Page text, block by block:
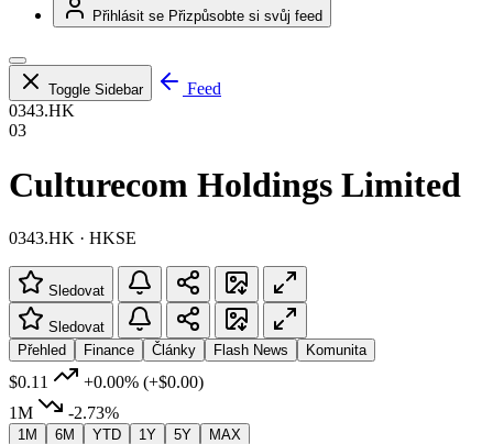
Přihlásit se Přizpůsobte si svůj feed
Toggle Sidebar
Feed
0343.HK
03
Culturecom Holdings Limited
0343.HK · HKSE
Sledovat
Sledovat
Přehled
Finance Články Flash News Komunita
$0.11 +0.00% (+$0.00)
1M
-2.73%
1M 6M YTD 1Y 5Y MAX